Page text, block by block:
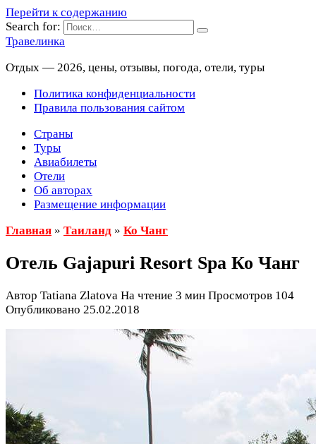
Перейти к содержанию
Search for:
Травелинка
Отдых — 2026, цены, отзывы, погода, отели, туры
Политика конфиденциальности
Правила пользования сайтом
Страны
Туры
Авиабилеты
Отели
Об авторах
Размещение информации
Главная » Таиланд » Ко Чанг
Отель Gajapuri Resort Spa Ко Чанг
Автор Tatiana Zlatova На чтение 3 мин Просмотров 104
Опубликовано 25.02.2018